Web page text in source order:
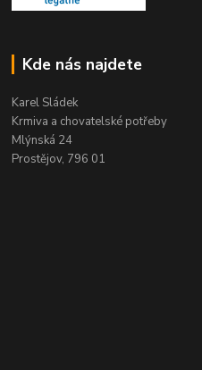
Kde nás najdete
Karel Sládek
Krmiva a chovatelské potřeby
Mlýnská 24
Prostějov, 796 01